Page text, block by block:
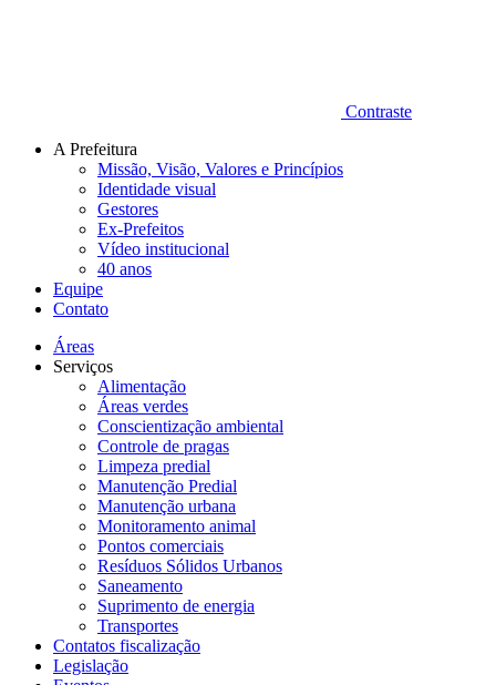
Contraste
A Prefeitura
Missão, Visão, Valores e Princípios
Identidade visual
Gestores
Ex-Prefeitos
Vídeo institucional
40 anos
Equipe
Contato
Áreas
Serviços
Alimentação
Áreas verdes
Conscientização ambiental
Controle de pragas
Limpeza predial
Manutenção Predial
Manutenção urbana
Monitoramento animal
Pontos comerciais
Resíduos Sólidos Urbanos
Saneamento
Suprimento de energia
Transportes
Contatos fiscalização
Legislação